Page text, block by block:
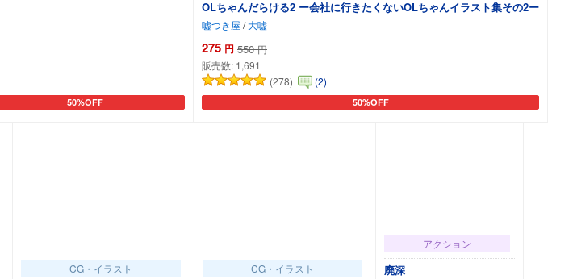
50%OFF
カートに追加
OLちゃんだらける2 ー会社に行きたくないOLちゃんイラスト集その2ー
嘘つき屋 /大嘘
275 円 550 円
販売数: 1,691
(278)
(2)
50%OFF
カートに追加
CG・イラスト CG・イラスト
アクション
廃深